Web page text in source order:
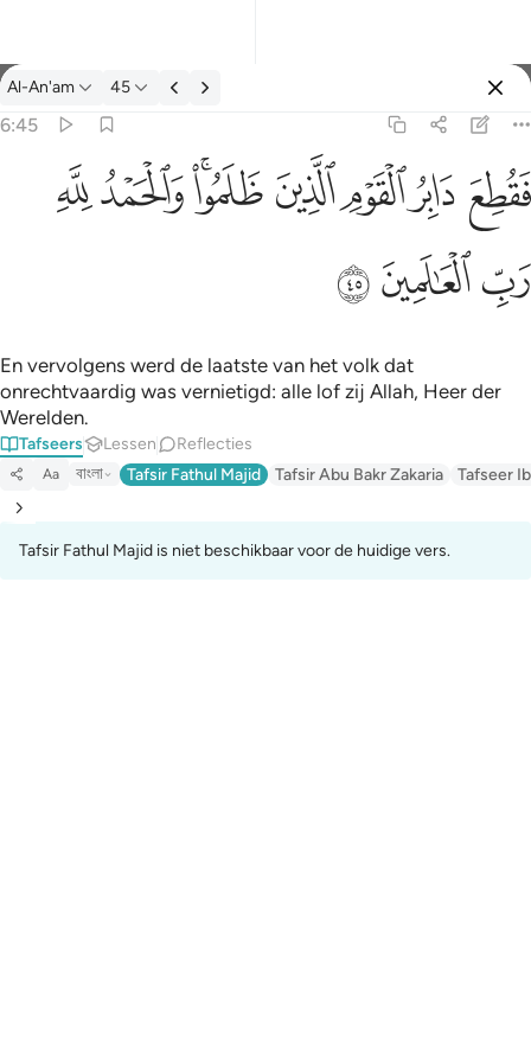
Tafseer: Al-An'am 6:45
Al-An'am 45
6:45
فقطع دابر القوم الذين ظلموا والحمد لله رب العالمين ٤٥
ٱلْقَوْمِ ٱلَّذِينَ ظَلَمُوا۟ ۚ وَٱلْحَمْدُ لِلَّهِ رَبِّ ٱلْعَـٰلَمِينَ ٤٥ﱁ ﱂﱃﱄﱅﱆﱇﱈ
ﱉﱊﱋ
En vervolgens werd de laatste van het volk dat
onrechtvaardig was vernietigd: alle lof zij Allah, Heer der
Werelden.
Tafseers Lessen Reflecties
Aa বাংলা Tafsir Fathul Majid Tafsir Abu Bakr Zakaria Tafseer
Tafsir Fathul Majid is niet beschikbaar voor de huidige vers.